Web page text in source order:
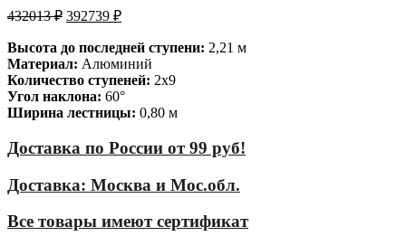
432013₽ 392739 ₽
Высота до последней ступени: 2,21 м
Материал: Алюминий
Количество ступеней: 2х9
Угол наклона: 60°
Ширина лестницы: 0,80 м
Доставка по России от 99 руб!
Доставка: Москва и Мос.обл.
Все товары имеют сертификат